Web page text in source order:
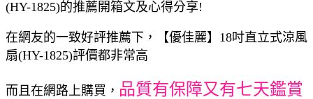
(HY-1825)的推薦開箱文及心得分享!
在網友的一致好評推薦下，【優佳麗】18吋直立式涼風
扇(HY-1825)評價都非常高
而且在網路上購買， 品質有保障又有七天鑑賞